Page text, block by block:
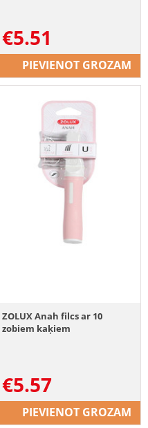
€5.51
PIEVIENOT GROZAM
ZOLUX Anah filcs ar 10
zobiem kaķiem
€5.57
PIEVIENOT GROZAM